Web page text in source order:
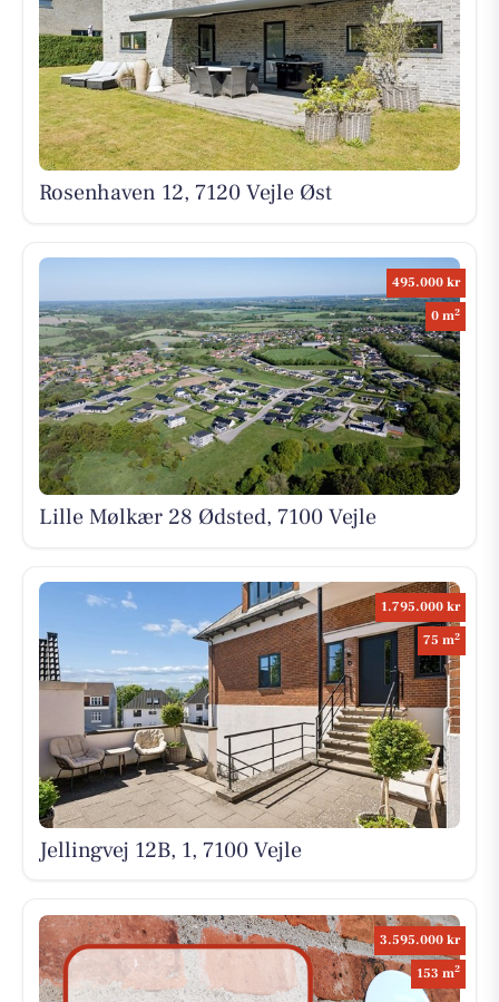
Rosenhaven 12, 7120 Vejle Øst
495.000 kr
0 m2
Lille Mølkær 28 Ødsted, 7100 Vejle
1.795.000 kr
75 m2
Jellingvej 12B, 1, 7100 Vejle
3.595.000 kr
153 m2